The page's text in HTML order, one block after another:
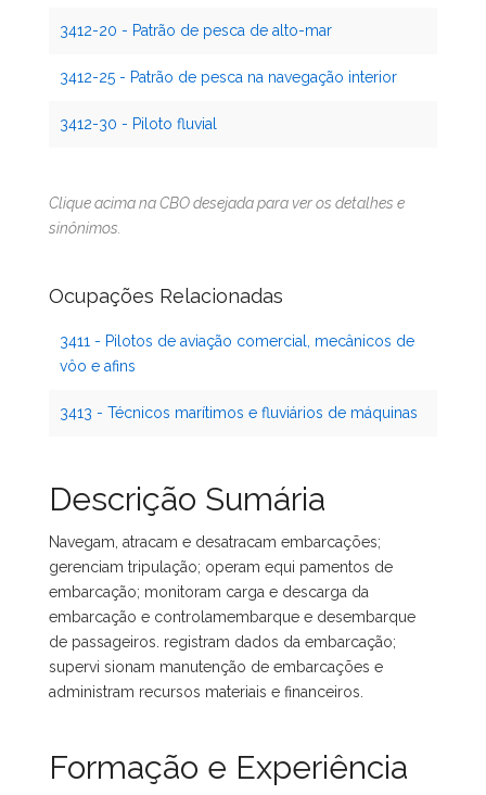
3412-20 - Patrão de pesca de alto-mar
3412-25 - Patrão de pesca na navegação interior
3412-30 - Piloto fluvial
Clique acima na CBO desejada para ver os detalhes e
sinônimos.
Ocupações Relacionadas
3411 - Pilotos de aviação comercial, mecânicos de
vôo e afins
3413 - Técnicos marítimos e fluviários de máquinas
Descrição Sumária
Navegam, atracam e desatracam embarcações;
gerenciam tripulação; operam equi pamentos de
embarcação; monitoram carga e descarga da
embarcação e controlamembarque e desembarque
de passageiros. registram dados da embarcação;
supervi sionam manutenção de embarcações e
administram recursos materiais e financeiros.
Formação e Experiência